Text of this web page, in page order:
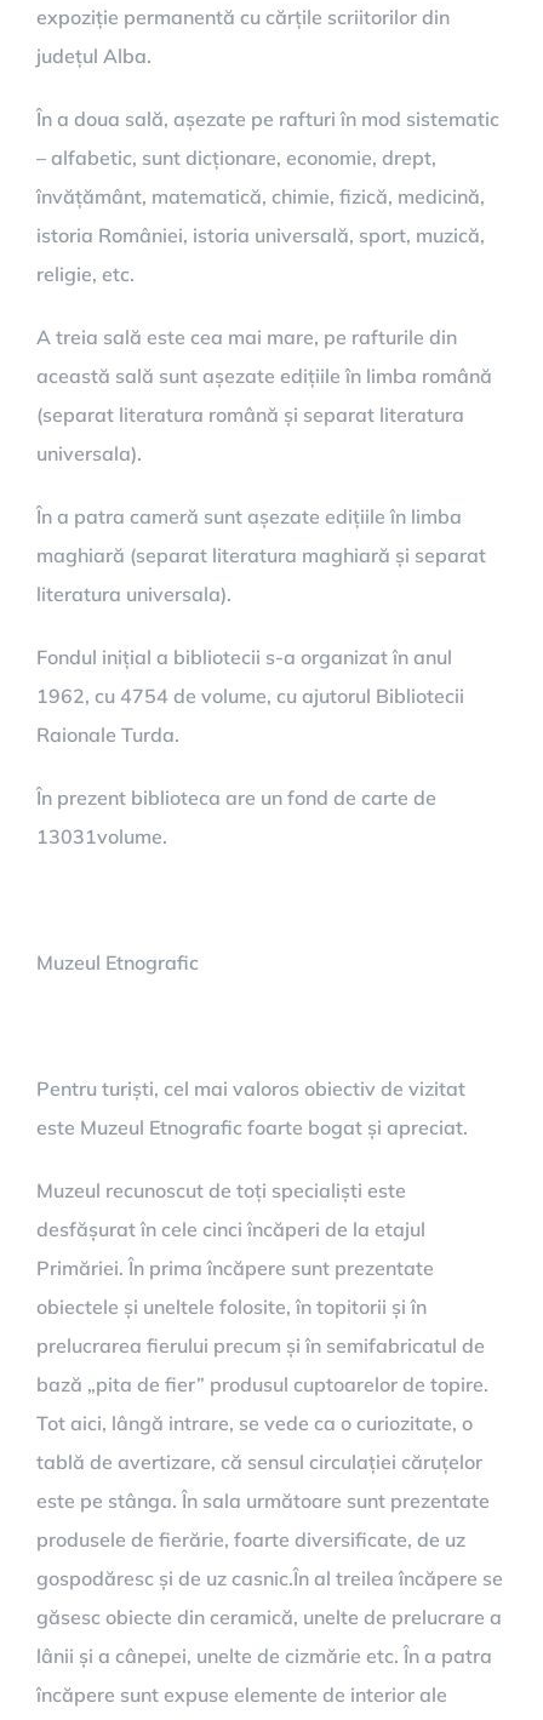
expoziție permanentă cu cărțile scriitorilor din
județul Alba.
În a doua sală, așezate pe rafturi în mod sistematic
– alfabetic, sunt dicționare, economie, drept,
învățământ, matematică, chimie, fizică, medicină,
istoria României, istoria universală, sport, muzică,
religie, etc.
A treia sală este cea mai mare, pe rafturile din
această sală sunt așezate edițiile în limba română
(separat literatura română și separat literatura
universala).
În a patra cameră sunt așezate edițiile în limba
maghiară (separat literatura maghiară și separat
literatura universala).
Fondul inițial a bibliotecii s-a organizat în anul
1962, cu 4754 de volume, cu ajutorul Bibliotecii
Raionale Turda.
În prezent biblioteca are un fond de carte de
13031volume.
Muzeul Etnografic
Pentru turiști, cel mai valoros obiectiv de vizitat
este Muzeul Etnografic foarte bogat și apreciat.
Muzeul recunoscut de toți specialiști este
desfășurat în cele cinci încăperi de la etajul
Primăriei. În prima încăpere sunt prezentate
obiectele și uneltele folosite, în topitorii și în
prelucrarea fierului precum și în semifabricatul de
bază „pita de fier” produsul cuptoarelor de topire.
Tot aici, lângă intrare, se vede ca o curiozitate, o
tablă de avertizare, că sensul circulației căruțelor
este pe stânga. În sala următoare sunt prezentate
produsele de fierărie, foarte diversificate, de uz
gospodăresc și de uz casnic.În al treilea încăpere se
găsesc obiecte din ceramică, unelte de prelucrare a
lânii și a cânepei, unelte de cizmărie etc. În a patra
încăpere sunt expuse elemente de interior ale